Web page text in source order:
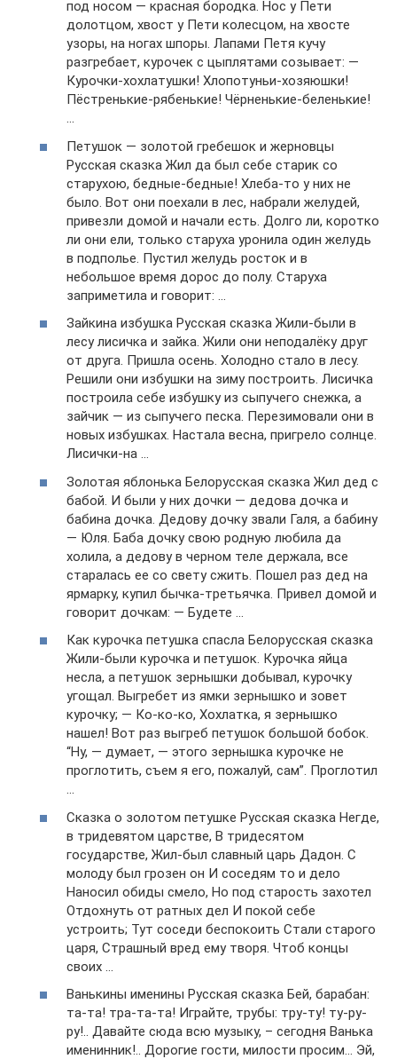
под носом — красная бородка. Нос у Пети
долотцом, хвост у Пети колесцом, на хвосте
узоры, на ногах шпоры. Лапами Петя кучу
разгребает, курочек с цыплятами созывает: —
Курочки-хохлатушки! Хлопотуньи-хозяюшки!
Пёстренькие-рябенькие! Чёрненькие-беленькие!
…
Петушок — золотой гребешок и жерновцы
Русская сказка Жил да был себе старик со
старухою, бедные-бедные! Хлеба-то у них не
было. Вот они поехали в лес, набрали желудей,
привезли домой и начали есть. Долго ли, коротко
ли они ели, только старуха уронила один желудь
в подполье. Пустил желудь росток и в
небольшое время дорос до полу. Старуха
заприметила и говорит: …
Зайкина избушка Русская сказка Жили-были в
лесу лисичка и зайка. Жили они неподалёку друг
от друга. Пришла осень. Холодно стало в лесу.
Решили они избушки на зиму построить. Лисичка
построила себе избушку из сыпучего снежка, а
зайчик — из сыпучего песка. Перезимовали они в
новых избушках. Настала весна, пригрело солнце.
Лисички-на …
Золотая яблонька Белорусская сказка Жил дед с
бабой. И были у них дочки — дедова дочка и
бабина дочка. Дедову дочку звали Галя, а бабину
— Юля. Баба дочку свою родную любила да
холила, а дедову в черном теле держала, все
старалась ее со свету сжить. Пошел раз дед на
ярмарку, купил бычка-третьячка. Привел домой и
говорит дочкам: — Будете …
Как курочка петушка спасла Белорусская сказка
Жили-были курочка и петушок. Курочка яйца
несла, а петушок зернышки добывал, курочку
угощал. Выгребет из ямки зернышко и зовет
курочку; — Ко-ко-ко, Хохлатка, я зернышко
нашел! Вот раз выгреб петушок большой бобок.
“Ну, — думает, — этого зернышка курочке не
проглотить, съем я его, пожалуй, сам”. Проглотил
…
Сказка о золотом петушке Русская сказка Негде,
в тридевятом царстве, В тридесятом
государстве, Жил-был славный царь Дадон. С
молоду был грозен он И соседям то и дело
Наносил обиды смело, Но под старость захотел
Отдохнуть от ратных дел И покой себе
устроить; Тут соседи беспокоить Стали старого
царя, Страшный вред ему творя. Чтоб концы
своих …
Ванькины именины Русская сказка Бей, барабан:
та-та! тра-та-та! Играйте, трубы: тру-ту! ту-ру-
ру!.. Давайте сюда всю музыку, – сегодня Ванька
именинник!.. Дорогие гости, милости просим… Эй,